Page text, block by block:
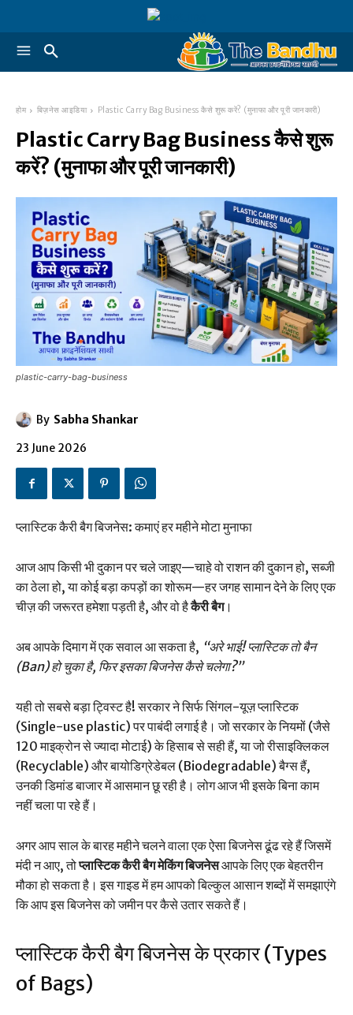
होम बिज़नेस आइडिया Plastic Carry Bag Business कैसे शुरू करें? (मुनाफा और पूरी जानकारी)
Plastic Carry Bag Business कैसे शुरू
करें? (मुनाफा और पूरी जानकारी)
plastic-carry-bag-business
By Sabha Shankar
23 June 2026
प्लास्टिक कैरी बैग बिजनेस: कमाएं हर महीने मोटा मुनाफा
आज आप किसी भी दुकान पर चले जाइए—चाहे वो राशन की दुकान हो, सब्जी
का ठेला हो, या कोई बड़ा कपड़ों का शोरूम—हर जगह सामान देने के लिए एक
चीज़ की जरूरत हमेशा पड़ती है, और वो हैकैरी बैग।
अब आपके दिमाग में एक सवाल आ सकता है, “अरे भाई! प्लास्टिक तो बैन
(Ban) हो चुका है, फिर इसका बिजनेस कैसे चलेगा?”
यही तो सबसे बड़ा ट्विस्ट है! सरकार ने सिर्फ सिंगल-यूज़ प्लास्टिक
(Single-use plastic) पर पाबंदी लगाई है। जो सरकार के नियमों (जैसे
120 माइक्रोन से ज्यादा मोटाई) के हिसाब से सही हैं, या जो रीसाइक्लिकल
(Recyclable) और बायोडिग्रेडेबल (Biodegradable) बैग्स हैं,
उनकी डिमांड बाजार में आसमान छू रही है। लोग आज भी इसके बिना काम
नहीं चला पा रहे हैं।
अगर आप साल के बारह महीने चलने वाला एक ऐसा बिजनेस ढूंढ रहे हैं जिसमें
मंदी न आए, तोप्लास्टिक कैरी बैग मेकिंग बिजनेसआपके लिए एक बेहतरीन
मौका हो सकता है। इस गाइड में हम आपको बिल्कुल आसान शब्दों में समझाएंगे
कि आप इस बिजनेस को जमीन पर कैसे उतार सकते हैं।
प्लास्टिक कैरी बैग बिजनेस के प्रकार (Types
of Bags)